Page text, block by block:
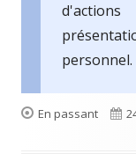
personnel.
Format
En passant